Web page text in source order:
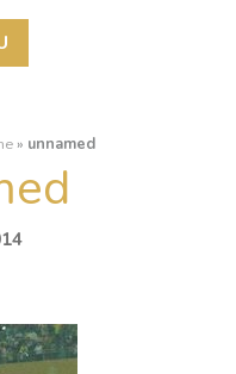
» unnamed